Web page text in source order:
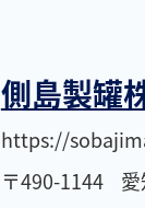
側島製罐
https://
〒490-1144